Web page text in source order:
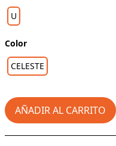
U
Color
CELESTE
AÑADIR AL CARRITO